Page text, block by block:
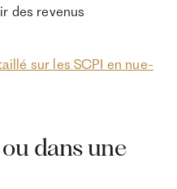
des revenus
sur les SCPI en nue-
dans une